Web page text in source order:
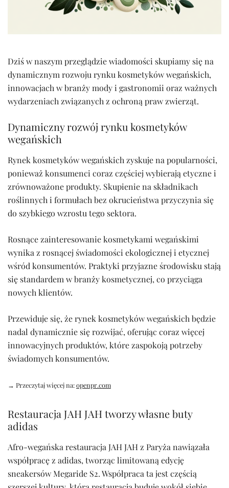
Dziś w naszym przeglądzie wiadomości skupiamy się na
dynamicznym rozwoju rynku kosmetyków wegańskich,
innowacjach w branży mody i gastronomii oraz ważnych
wydarzeniach związanych z ochroną praw zwierząt.
Dynamiczny rozwój rynku kosmetyków
wegańskich
Rynek kosmetyków wegańskich zyskuje na popularności,
ponieważ konsumenci coraz częściej wybierają etyczne i
zrównoważone produkty. Skupienie na składnikach
roślinnych i formułach bez okrucieństwa przyczynia się
do szybkiego wzrostu tego sektora.
Rosnące zainteresowanie kosmetykami wegańskimi
wynika z rosnącej świadomości ekologicznej i etycznej
wśród konsumentów. Praktyki przyjazne środowisku stają
się standardem w branży kosmetycznej, co przyciąga
nowych klientów.
Przewiduje się, że rynek kosmetyków wegańskich będzie
nadal dynamicznie się rozwijać, oferując coraz więcej
innowacyjnych produktów, które zaspokoją potrzeby
świadomych konsumentów.
→ Przeczytaj więcej na:openpr.com
Restauracja JAH JAH tworzy własne buty
adidas
Afro-wegańska restauracja JAH JAH z Paryża nawiązała
współpracę z adidas, tworząc limitowaną edycję
sneakersów Megaride S2. Współpraca ta jest częścią